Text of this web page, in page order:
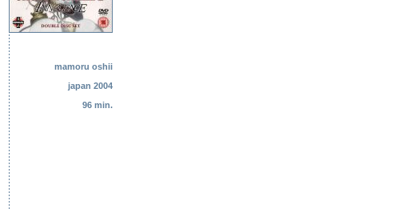
mamoru oshii
japan 2004
96 min.